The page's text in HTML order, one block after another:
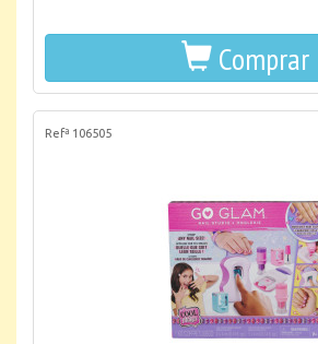
Comprar
Refª 106505